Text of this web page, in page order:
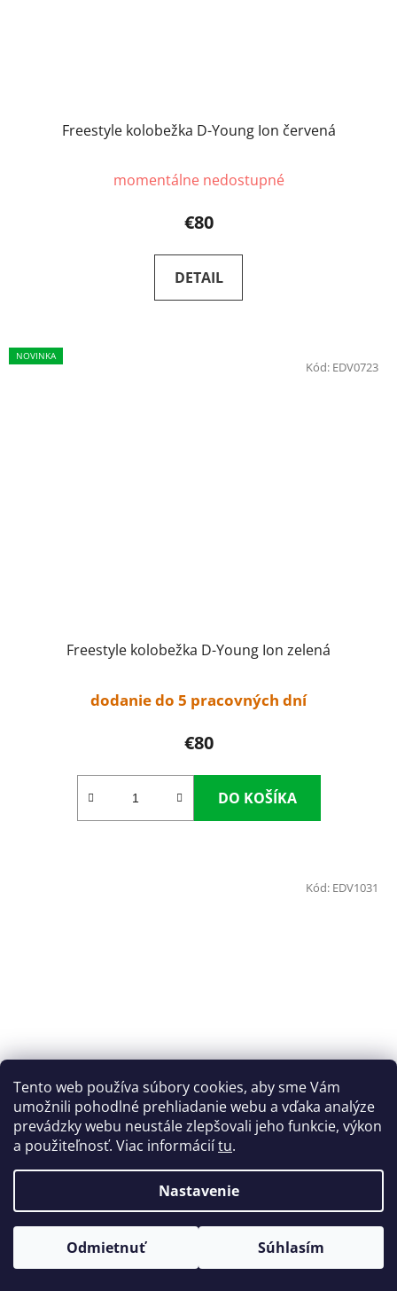
Tento web používa súbory cookies, aby sme Vám
umožnili pohodlné prehliadanie webu a vďaka analýze
prevádzky webu neustále zlepšovali jeho funkcie, výkon
a použiteľnosť. Viac informáciítu.
Nastavenie
Odmietnuť Súhlasím
Freestyle kolobežka D-Young Ion červená
momentálne nedostupné
€80
DETAIL
NOVINKA
Freestyle kolobežka D-Young Ion zelená
dodanie do 5 pracovných dní
€80
DO KOŠÍKA
Kód: EDV0723
Freestyle kolobežka Divine Apollon červená
€164,90
Kód: EDV1031